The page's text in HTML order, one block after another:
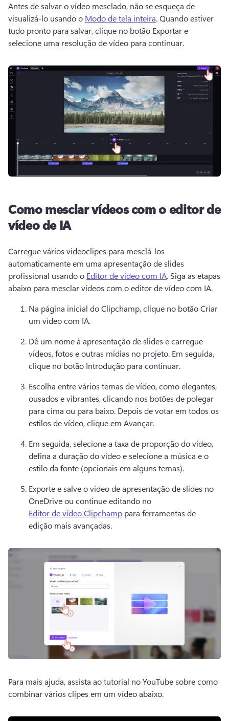
Antes de salvar o vídeo mesclado, não se esqueça de
visualizá-lo usando o Modo de tela inteira. Quando estiver
tudo pronto para salvar, clique no botão Exportar e
selecione uma resolução de vídeo para continuar.
Como mesclar vídeos com o editor de
vídeo de IA
Carregue vários videoclipes para mesclá-los
automaticamente em uma apresentação de slides
profissional usando o Editor de vídeo com IA. Siga as etapas
abaixo para mesclar vídeos com o editor de vídeo com IA.
Na página inicial do Clipchamp, clique no botão Criar
um vídeo com IA.
Dê um nome à apresentação de slides e carregue
vídeos, fotos e outras mídias no projeto. Em seguida,
clique no botão Introdução para continuar.
Escolha entre vários temas de vídeo, como elegantes,
ousados e vibrantes, clicando nos botões de polegar
para cima ou para baixo. Depois de votar em todos os
estilos de vídeo, clique em Avançar.
Em seguida, selecione a taxa de proporção do vídeo,
defina a duração do vídeo e selecione a música e o
estilo da fonte (opcionais em alguns temas).
Exporte e salve o vídeo de apresentação de slides no
OneDrive ou continue editando no
Editor de vídeo Clipchamp para ferramentas de
edição mais avançadas.
Para mais ajuda, assista ao tutorial no YouTube sobre como
combinar vários clipes em um vídeo abaixo.